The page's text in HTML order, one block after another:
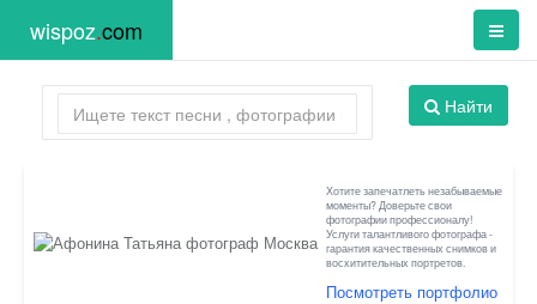
wispoz.com
Найти
Хотите запечатлеть незабываемые
моменты? Доверьте свои
фотографии профессионалу!
Услуги талантливого фотографа -
гарантия качественных снимков и
восхитительных портретов.
Посмотреть портфолио